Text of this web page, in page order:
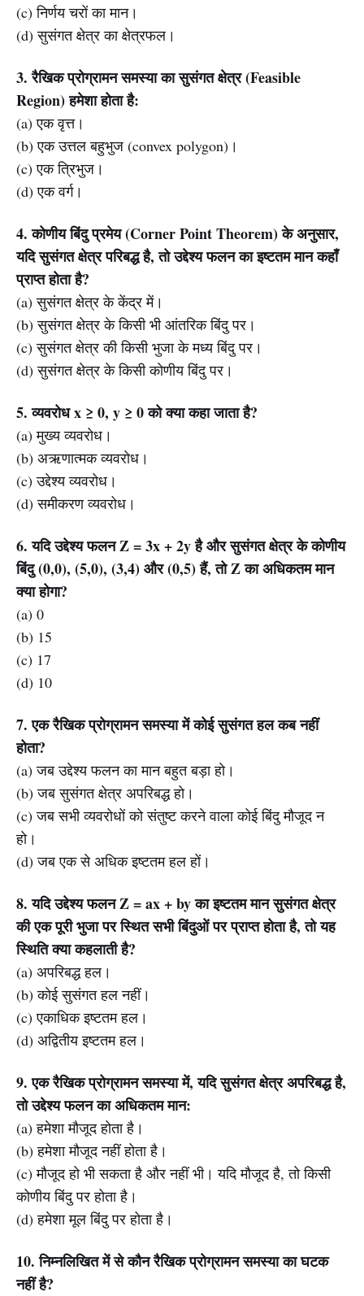
(c) निर्णय चरों का मान।
(d) सुसंगत क्षेत्र का क्षेत्रफल।
3. रैखिक प्रोग्रामन समस्या का सुसंगत क्षेत्र (Feasible
Region) हमेशा होता है:
(a) एक वृत्त।
(b) एक उत्तल बहुभुज (convex polygon)।
(c) एक त्रिभुज।
(d) एक वर्ग।
4. कोणीय बिंदु प्रमेय (Corner Point Theorem) के अनुसार,
यदि सुसंगत क्षेत्र परिबद्ध है, तो उद्देश्य फलन का इष्टतम मान कहाँ
प्राप्त होता है?
(a) सुसंगत क्षेत्र के केंद्र में।
(b) सुसंगत क्षेत्र के किसी भी आंतरिक बिंदु पर।
(c) सुसंगत क्षेत्र की किसी भुजा के मध्य बिंदु पर।
(d) सुसंगत क्षेत्र के किसी कोणीय बिंदु पर।
5. व्यवरोध x ≥ 0, y ≥ 0 को क्या कहा जाता है?
(a) मुख्य व्यवरोध।
(b) अऋणात्मक व्यवरोध।
(c) उद्देश्य व्यवरोध।
(d) समीकरण व्यवरोध।
6. यदि उद्देश्य फलन Z = 3x + 2y है और सुसंगत क्षेत्र के कोणीय
बिंदु (0,0), (5,0), (3,4) और (0,5) हैं, तो Z का अधिकतम मान
क्या होगा?
(a) 0
(b) 15
(c) 17
(d) 10
7. एक रैखिक प्रोग्रामन समस्या में कोई सुसंगत हल कब नहीं
होता?
(a) जब उद्देश्य फलन का मान बहुत बड़ा हो।
(b) जब सुसंगत क्षेत्र अपरिबद्ध हो।
(c) जब सभी व्यवरोधों को संतुष्ट करने वाला कोई बिंदु मौजूद न
हो।
(d) जब एक से अधिक इष्टतम हल हों।
8. यदि उद्देश्य फलन Z = ax + by का इष्टतम मान सुसंगत क्षेत्र
की एक पूरी भुजा पर स्थित सभी बिंदुओं पर प्राप्त होता है, तो यह
स्थिति क्या कहलाती है?
(a) अपरिबद्ध हल।
(b) कोई सुसंगत हल नहीं।
(c) एकाधिक इष्टतम हल।
(d) अद्वितीय इष्टतम हल।
9. एक रैखिक प्रोग्रामन समस्या में, यदि सुसंगत क्षेत्र अपरिबद्ध है,
तो उद्देश्य फलन का अधिकतम मान:
(a) हमेशा मौजूद होता है।
(b) हमेशा मौजूद नहीं होता है।
(c) मौजूद हो भी सकता है और नहीं भी। यदि मौजूद है, तो किसी
कोणीय बिंदु पर होता है।
(d) हमेशा मूल बिंदु पर होता है।
10. निम्नलिखित में से कौन रैखिक प्रोग्रामन समस्या का घटक
नहीं है?